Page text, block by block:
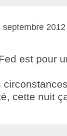
septembre
est pour
cette nuit